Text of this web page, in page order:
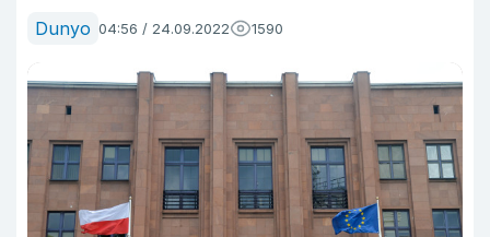
Dunyo 04:56 / 24.09.2022 1590